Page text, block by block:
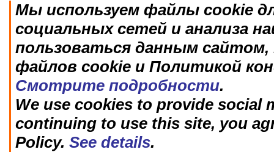
Мы используем файлы cookie
социальных сетей и анализа
пользоваться данным
файлов cookie и Политикой
Смотрите подробности.
We use cookies to provide social
continuing to use this site, you
Policy. See details.